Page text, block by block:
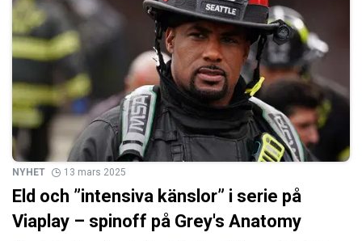
NYHET 13 mars 2025
Eld och ”intensiva känslor” i serie på
Viaplay – spinoff på Grey's Anatomy